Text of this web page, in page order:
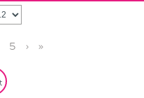
5 › »